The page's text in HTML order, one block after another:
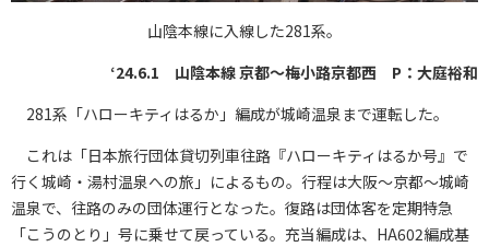
山陰本線に入線した281系。
‘24.6.1 山陰本線 京都～梅小路京都西 P：大庭裕和
281系「ハローキティはるか」編成が城崎温泉まで運転した。
これは「日本旅行団体貸切列車往路『ハローキティはるか号』で
行く城崎・湯村温泉への旅」によるもの。行程は大阪～京都～城崎
温泉で、往路のみの団体運行となった。復路は団体客を定期特急
「こうのとり」号に乗せて戻っている。充当編成は、HA602編成基